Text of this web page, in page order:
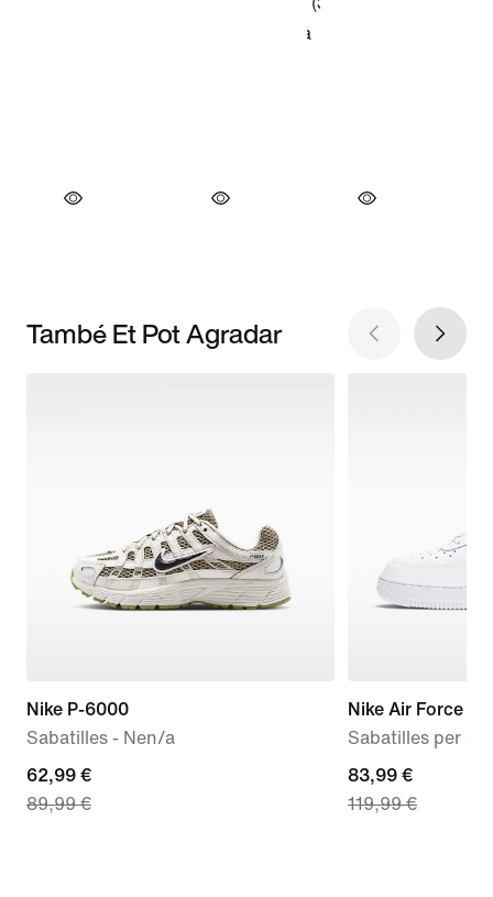
També Et Pot Agradar
Nike P-6000
Sabatilles - Nen/a
current
price
62,99 €
89,99 €
Nike Air Force 1
Sabatilles per a
current
price
83,99 €
119,99 €